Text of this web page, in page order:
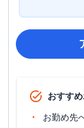
おすす
お勤め先